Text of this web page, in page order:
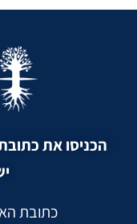
הכניסו את
כתובת